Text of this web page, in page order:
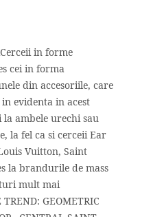
in forme
cei in forma
din accesoriile, care
evidenta in acest
la ambele urechi sau
la fel ca si cerceii Ear
Vuitton, Saint
la brandurile de mass
mult mai
GEOMETRIC